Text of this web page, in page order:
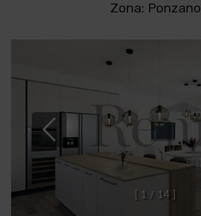
Zona: Ponzano
1 / 14